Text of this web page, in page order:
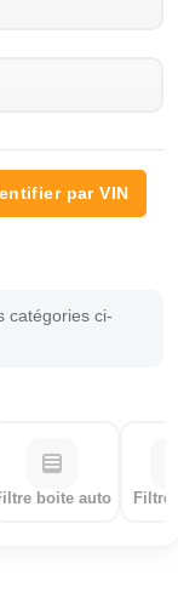
par VIN
catégories ci-
boite auto